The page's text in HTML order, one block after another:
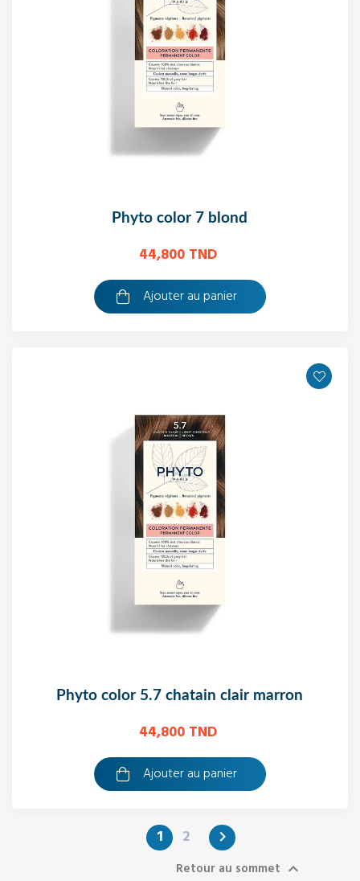
phyto color 7 blond
44,800 TND
Ajouter au panier
phyto color 5.7 chatain clair marron
44,800 TND
Ajouter au panier
1 2

Retour au sommet 